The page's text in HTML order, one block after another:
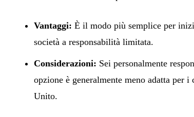
Vantaggi: È il modo più semplice per
società a responsabilità limitata.
Considerazioni: Sei personalmente
opzione è generalmente meno adatta per
Unito.